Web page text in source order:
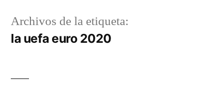
Archivos de la etiqueta:
la uefa euro 2020